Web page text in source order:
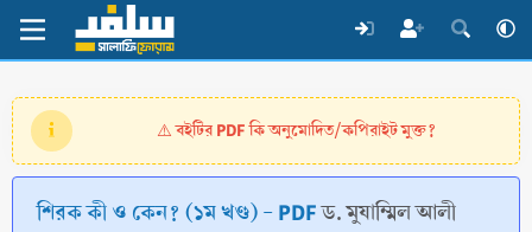
⚠️বইটির PDF কি অনুমোদিত/কপিরাইট মুক্ত?
শিরক কী ও কেন? (১ম খণ্ড) - PDFড. মুযাম্মিল আলী